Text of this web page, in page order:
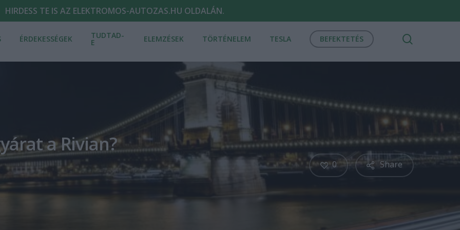
HIRDESS TE IS AZ ELEKTROMOS-AUTOZAS.HU OLDALÁN.
ÉRDEKESSÉGEK TUDTAD-
E ELEMZÉSEK TÖRTÉNELEM TESLA BEFEKTETÉS
a Rivian?
Share
0